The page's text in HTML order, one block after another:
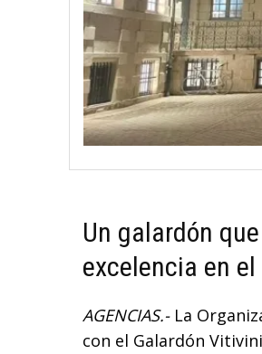
Un galardón
excelencia en
AGENCIAS.-La
con el Galardón